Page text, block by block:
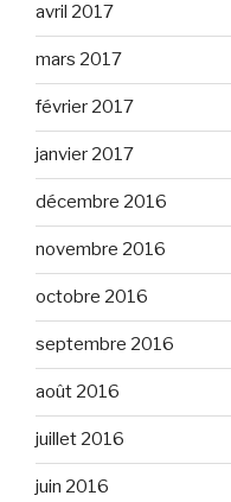
avril 2017
mars 2017
février 2017
janvier 2017
décembre 2016
novembre 2016
octobre 2016
septembre 2016
août 2016
juillet 2016
juin 2016